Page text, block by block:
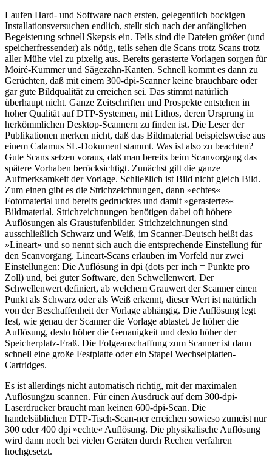
Laufen Hard- und Software nach ersten, gelegentlich bockigen
Installationsversuchen endlich, stellt sich nach der anfänglichen
Begeisterung schnell Skepsis ein. Teils sind die Dateien größer (und
speicherfressender) als nötig, teils sehen die Scans trotz Scans trotz
aller Mühe viel zu pixelig aus. Bereits gerasterte Vorlagen sorgen für
Moiré-Kummer und Sägezahn-Kanten. Schnell kommt es dann zu
Gerüchten, daß mit einem 300-dpi-Scanner keine brauchbare oder
gar gute Bildqualität zu erreichen sei. Das stimmt natürlich
überhaupt nicht. Ganze Zeitschriften und Prospekte entstehen in
hoher Qualität auf DTP-Systemen, mit Lithos, deren Ursprung in
herkömmlichen Desktop-Scannern zu finden ist. Die Leser der
Publikationen merken nicht, daß das Bildmaterial beispielsweise aus
einem Calamus SL-Dokument stammt. Was ist also zu beachten?
Gute Scans setzen voraus, daß man bereits beim Scanvorgang das
spätere Vorhaben berücksichtigt. Zunächst gilt die ganze
Aufmerksamkeit der Vorlage. Schließlich ist Bild nicht gleich Bild.
Zum einen gibt es die Strichzeichnungen, dann »echtes«
Fotomaterial und bereits gedrucktes und damit »gerastertes«
Bildmaterial. Strichzeichnungen benötigen dabei oft höhere
Auflösungen als Graustufenbilder. Strichzeichnungen sind
ausschließlich Schwarz und Weiß, im Scanner-Deutsch heißt das
»Lineart« und so nennt sich auch die entsprechende Einstellung für
den Scanvorgang. Lineart-Scans erlauben im Vorfeld nur zwei
Einstellungen: Die Auflösung in dpi (dots per inch = Punkte pro
Zoll) und, bei guter Software, den Schwellenwert. Der
Schwellenwert definiert, ab welchem Grauwert der Scanner einen
Punkt als Schwarz oder als Weiß erkennt, dieser Wert ist natürlich
von der Beschaffenheit der Vorlage abhängig. Die Auflösung legt
fest, wie genau der Scanner die Vorlage abtastet. Je höher die
Auflösung, desto höher die Genauigkeit und desto höher der
Speicherplatz-Fraß. Die Folgeanschaffung zum Scanner ist dann
schnell eine große Festplatte oder ein Stapel Wechselplatten-
Cartridges.
Es ist allerdings nicht automatisch richtig, mit der maximalen
Auflösungzu scannen. Für einen Ausdruck auf dem 300-dpi-
Laserdrucker braucht man keinen 600-dpi-Scan. Die
handelsüblichen DTP-Tisch-Scan-ner erreichen sowieso zumeist nur
300 oder 400 dpi »echte« Auflösung. Die physikalische Auflösung
wird dann noch bei vielen Geräten durch Rechen verfahren
hochgesetzt.